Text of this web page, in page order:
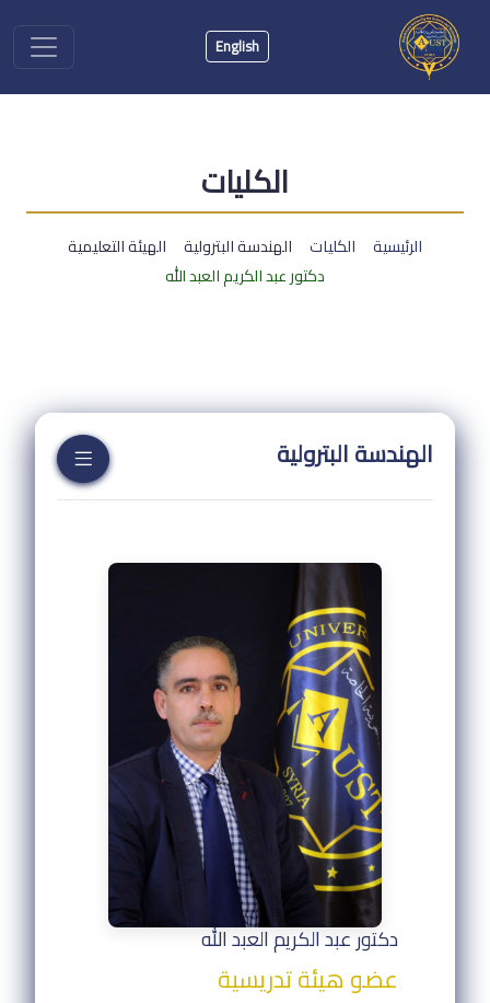
English
الكليات
الرئيسية الكليات الهندسة البترولية
الهيئة التعليمية
دكتور عبد الكريم العبد الله
الهندسة البترولية
دكتور عبد الكريم العبد الله
عضو هيئة تدريسية